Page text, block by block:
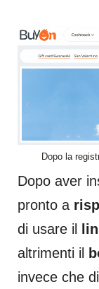
Dopo la
Dopo aver
pronto a
di usare il
altrimenti il
invece che di